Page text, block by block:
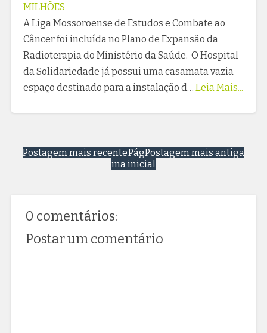
MILHÕES
A Liga Mossoroense de Estudos e Combate ao
Câncer foi incluída no Plano de Expansão da
Radioterapia do Ministério da Saúde. O Hospital
da Solidariedade já possui uma casamata vazia -
espaço destinado para a instalação d… Leia Mais...
Postagem mais recente Postagem mais antiga
Pág
ina inicial
0 comentários:
Postar um comentário